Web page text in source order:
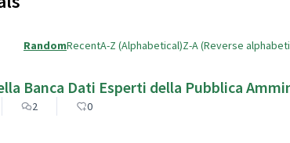
RandomRecentA-Z (Alphabetical)Z-A (Reverse
Banca Dati Esperti della Pubblica
2 0